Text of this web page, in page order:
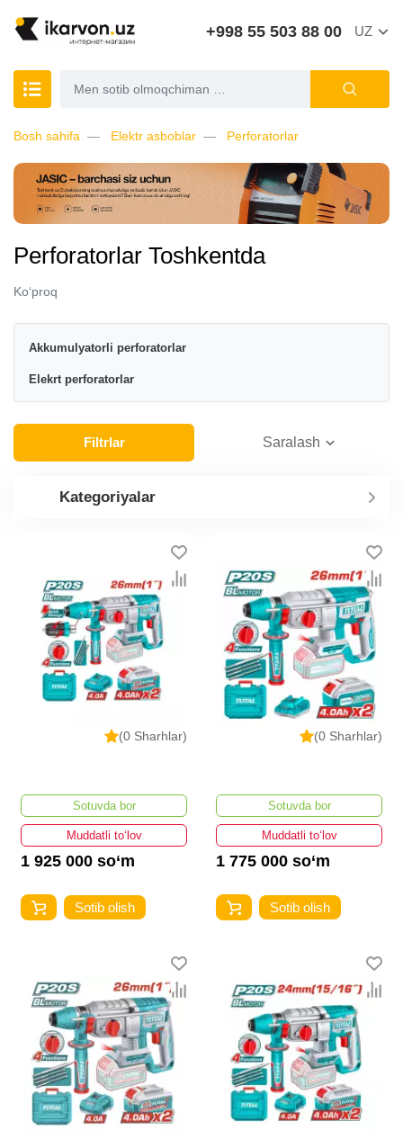
+998 55 503 88 00 UZ
Bosh sahifa Elektr asboblar Perforatorlar
Perforatorlar Toshkentda
Ko‘proq
Akkumulyatorli perforatorlar
Elekrt perforatorlar
Filtrlar Saralash
Kategoriyalar
(0 Sharhlar)
Sotuvda bor
Muddatli to‘lov
1 925 000 so‘m
Sotib olish
(0 Sharhlar)
Sotuvda bor
Muddatli to‘lov
1 775 000 so‘m
Sotib olish